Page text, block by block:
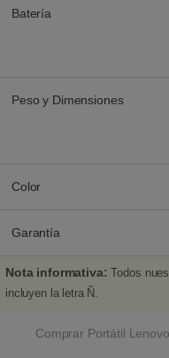
Batería
Peso y Dimensiones
Color
Garantía
Nota informativa: Todos
incluyen la letra Ñ.
Comprar Portátil